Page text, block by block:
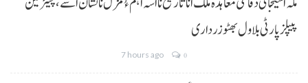
پیپلز پارٹی بلاول بھٹو زرداری
7 hours ago 0